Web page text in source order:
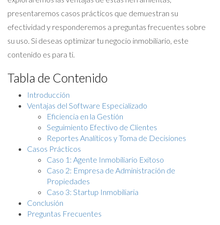
presentaremos casos prácticos que demuestran su
efectividad y responderemos a preguntas frecuentes sobre
su uso. Si deseas optimizar tu negocio inmobiliario, este
contenido es para ti.
Tabla de Contenido
Introducción
Ventajas del Software Especializado
Eficiencia en la Gestión
Seguimiento Efectivo de Clientes
Reportes Analíticos y Toma de Decisiones
Casos Prácticos
Caso 1: Agente Inmobiliario Exitoso
Caso 2: Empresa de Administración de
Propiedades
Caso 3: Startup Inmobiliaria
Conclusión
Preguntas Frecuentes